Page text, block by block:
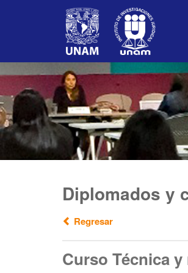
Diplomados y
Regresar
Curso Técnica